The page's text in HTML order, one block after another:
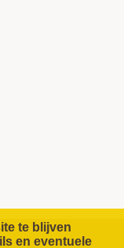
te blijven
en eventuele